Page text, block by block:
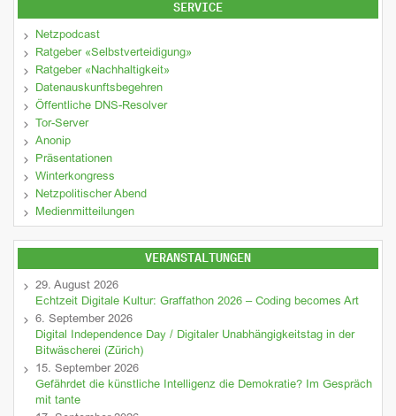
SERVICE
Netzpodcast
Ratgeber «Selbstverteidigung»
Ratgeber «Nachhaltigkeit»
Datenauskunftsbegehren
Öffentliche DNS-Resolver
Tor-Server
Anonip
Präsentationen
Winterkongress
Netzpolitischer Abend
Medienmitteilungen
VERANSTALTUNGEN
29. August 2026
Echtzeit Digitale Kultur: Graffathon 2026 – Coding becomes Art
6. September 2026
Digital Independence Day / Digitaler Unabhängigkeitstag in der
Bitwäscherei (Zürich)
15. September 2026
Gefährdet die künstliche Intelligenz die Demokratie? Im Gespräch
mit tante